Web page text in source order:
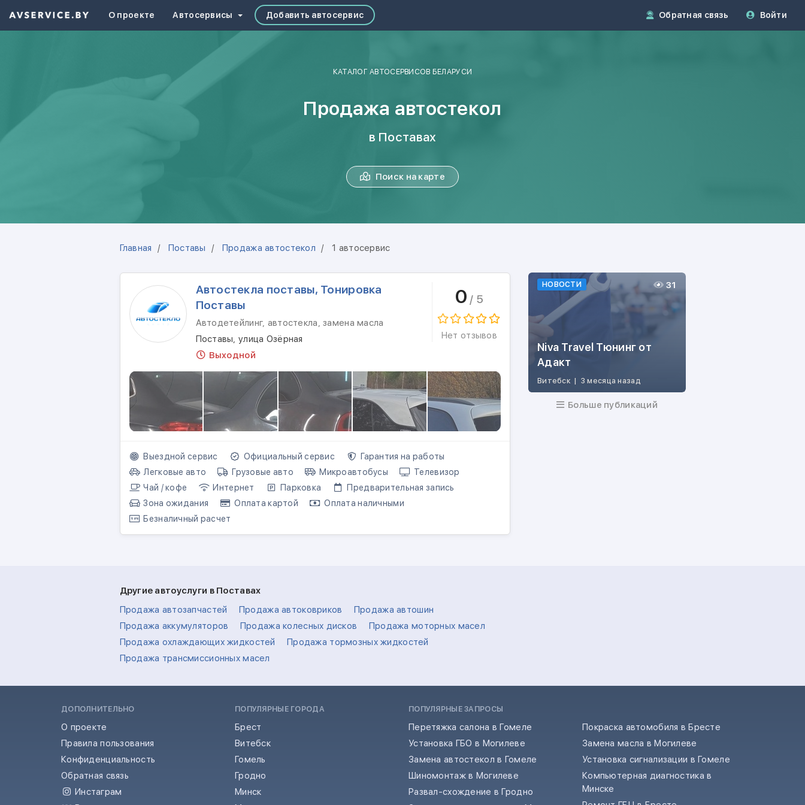
О проекте Автосервисы Добавить автосервис Обратная связь Войти
КАТАЛОГ АВТОСЕРВИСОВ БЕЛАРУСИ
Продажа автостекол
в Поставах
Поиск на карте
Главная Поставы Продажа автостекол 1 автосервис
Автостекла поставы, Тонировка
Поставы
Автодетейлинг, автостекла, замена масла
Поставы, улица Озёрная
Выходной
0 / 5
Нет отзывов
Выездной сервис Официальный сервис
Гарантия на работы
Легковые авто
Грузовые авто Микроавтобусы
Телевизор
Чай / кофе
Интернет Парковка
Предварительная запись
Зона ожидания
Оплата картой
Оплата наличными
Безналичный расчет
НОВОСТИ
Niva Travel Тюнинг от
Адакт
Витебск | 3 месяца назад
31
Больше публикаций
Другие автоуслуги в Поставах
Продажа автозапчастей
Продажа автоковриков
Продажа автошин
Продажа аккумуляторов
Продажа колесных дисков
Продажа моторных масел
Продажа охлаждающих жидкостей
Продажа тормозных жидкостей
Продажа трансмиссионных масел
ДОПОЛНИТЕЛЬНО
О проекте
Правила пользования
Конфиденциальность
Обратная связь
Инстаграм
ПОПУЛЯРНЫЕ ГОРОДА
Брест
Витебск
Гомель
Гродно
Минск
ПОПУЛЯРНЫЕ ЗАПРОСЫ
Перетяжка салона в Гомеле
Установка ГБО в Могилеве
Замена автостекол в Гомеле
Шиномонтаж в Могилеве
Развал-схождение в Гродно
Покраска автомобиля в Бресте
Замена масла в Могилеве
Установка сигнализации в Гомеле
Компьютерная диагностика в
Минске